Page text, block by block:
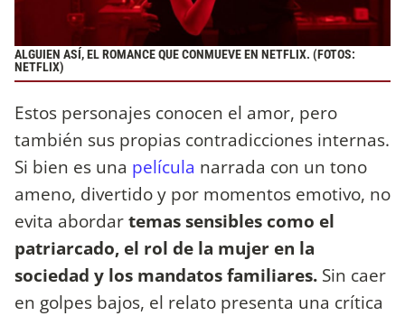
ALGUIEN ASÍ, EL ROMANCE QUE CONMUEVE EN NETFLIX. (FOTOS:
NETFLIX)
Estos personajes conocen el amor, pero
también sus propias contradicciones internas.
Si bien es una película narrada con un tono
ameno, divertido y por momentos emotivo, no
evita abordartemas sensibles como el
patriarcado, el rol de la mujer en la
sociedad y los mandatos familiares. Sin caer
en golpes bajos, el relato presenta una crítica